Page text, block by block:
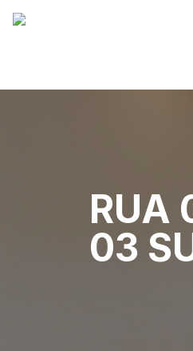
RUA
03